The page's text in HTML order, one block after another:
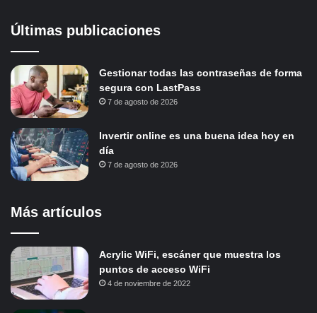
Últimas publicaciones
Gestionar todas las contraseñas de forma
segura con LastPass
7 de agosto de 2026
Invertir online es una buena idea hoy en
día
7 de agosto de 2026
Más artículos
Acrylic WiFi, escáner que muestra los
puntos de acceso WiFi
4 de noviembre de 2022